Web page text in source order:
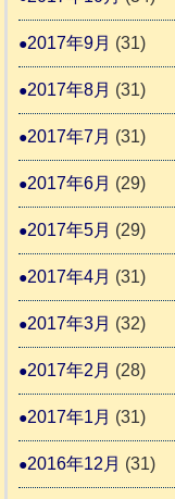
2017年9月 (31)
2017年8月 (31)
2017年7月 (31)
2017年6月 (29)
2017年5月 (29)
2017年4月 (31)
2017年3月 (32)
2017年2月 (28)
2017年1月 (31)
2016年12月 (31)